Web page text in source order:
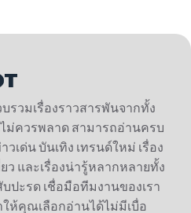
บรวมเรื่องราวสารพันจากทั้ง
ม่ควรพลาด สามารถอ่านครบ
วเด่น บันเทิง เทรนด์ใหม่ เรื่อง
ว และเรื่องน่ารู้หลากหลายทั้ง
ปะรด เชื่อมือทีมงานของเรา
ให้คุณเลือกอ่านได้ไม่มีเบื่อ